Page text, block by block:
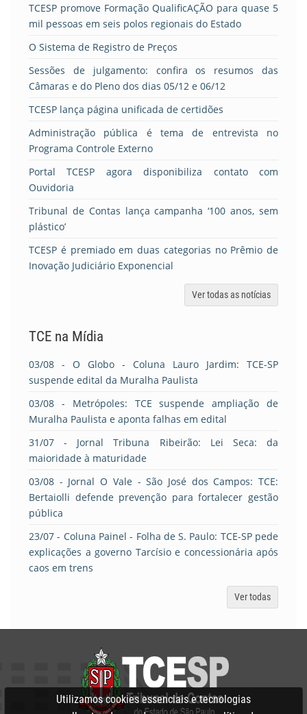
TCESP promove Formação QualificAÇÃO para quase 5
mil pessoas em seis polos regionais do Estado
O Sistema de Registro de Preços
Sessões de julgamento: confira os resumos das
Câmaras e do Pleno dos dias 05/12 e 06/12
TCESP lança página unificada de certidões
Administração pública é tema de entrevista no
Programa Controle Externo
Portal TCESP agora disponibiliza contato com
Ouvidoria
Tribunal de Contas lança campanha ‘100 anos, sem
plástico’
TCESP é premiado em duas categorias no Prêmio de
Inovação Judiciário Exponencial
Ver todas as notícias
TCE na Mídia
03/08 - O Globo - Coluna Lauro Jardim: TCE-SP
suspende edital da Muralha Paulista
03/08 - Metrópoles: TCE suspende ampliação de
Muralha Paulista e aponta falhas em edital
31/07 - Jornal Tribuna Ribeirão: Lei Seca: da
maioridade à maturidade
03/08 - Jornal O Vale - São José dos Campos: TCE:
Bertaiolli defende prevenção para fortalecer gestão
pública
23/07 - Coluna Painel - Folha de S. Paulo: TCE-SP pede
explicações a governo Tarcísio e concessionária após
caos em trens
Ver todas
Utilizamos cookies essenciais e tecnologias